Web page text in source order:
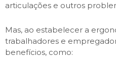
articulações e outros
Mas, ao estabelecer a
trabalhadores e
benefícios, como: